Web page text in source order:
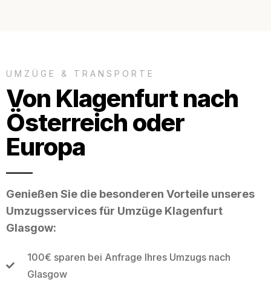
UMZÜGE & TRANSPORTE
Von Klagenfurt nach
Österreich oder
Europa
Genießen Sie die besonderen Vorteile unseres
Umzugsservices für Umzüge Klagenfurt
Glasgow:
100€ sparen bei Anfrage Ihres Umzugs nach
Glasgow